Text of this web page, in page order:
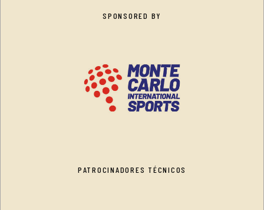
SPONSORED BY
PATROCINADORES TÉCNICOS